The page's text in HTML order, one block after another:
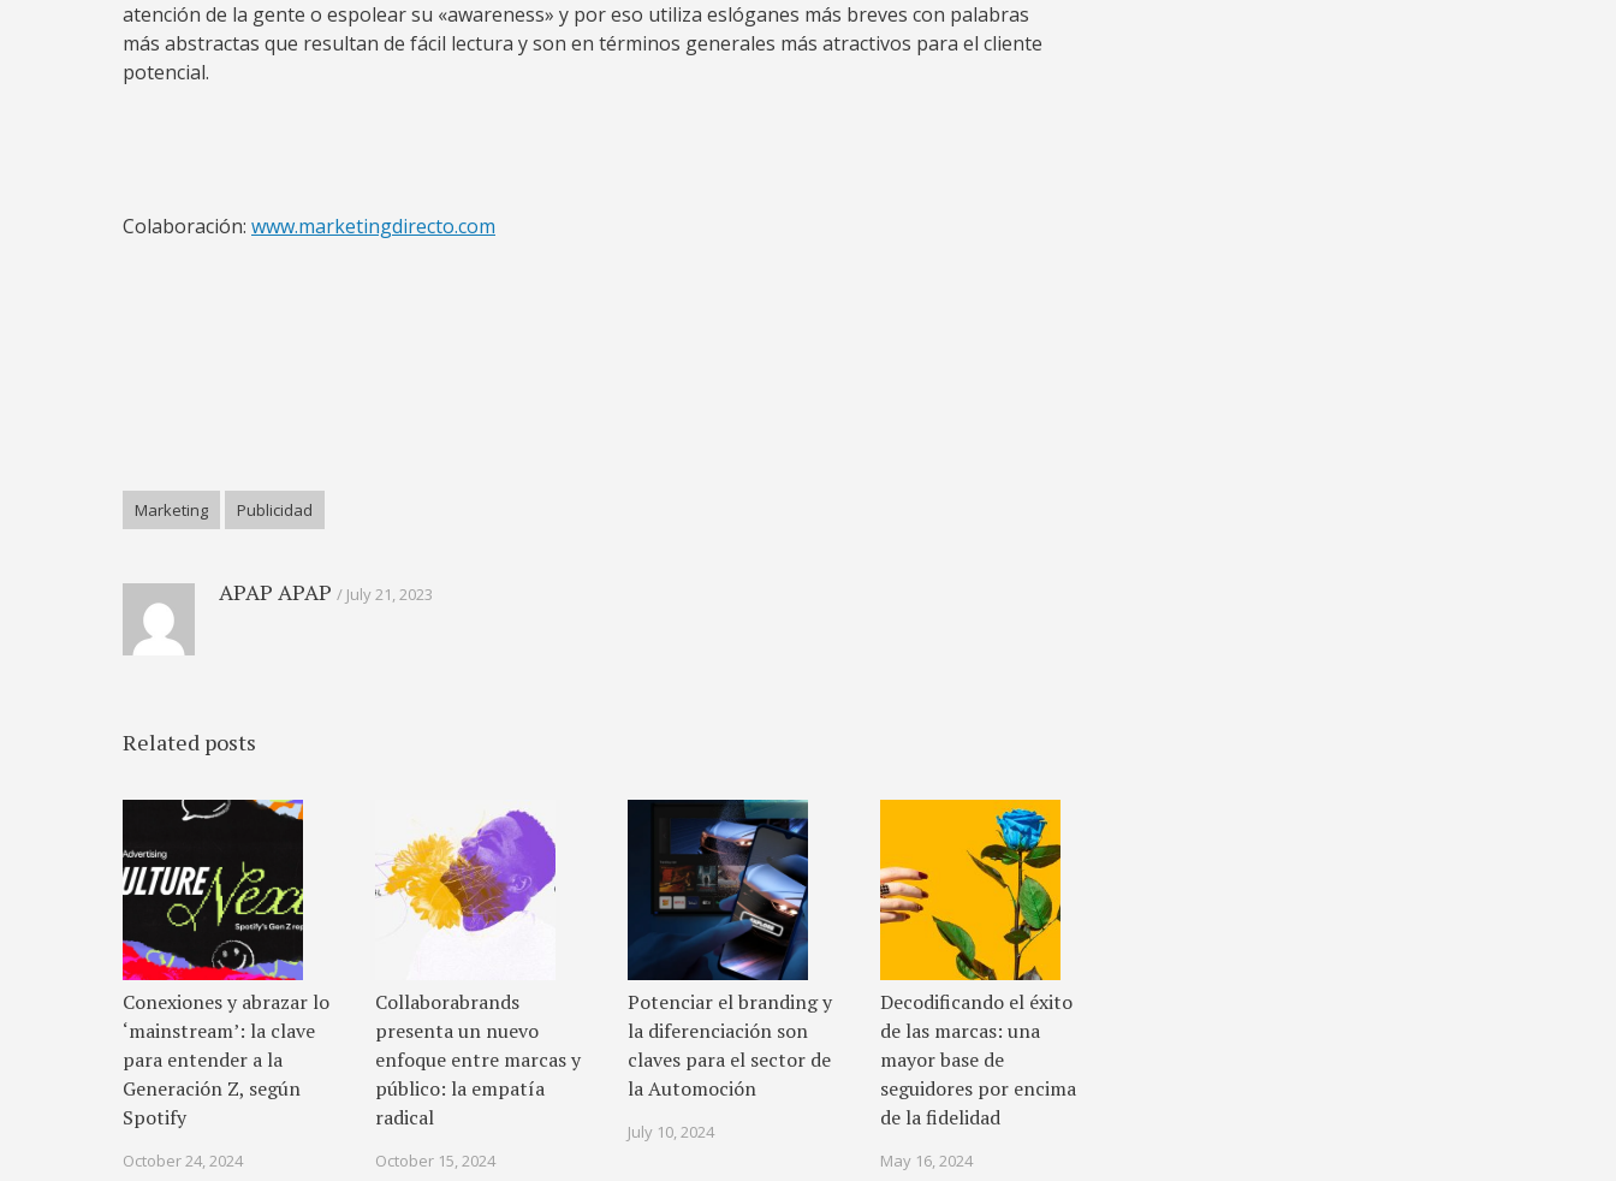
atención de la gente o espolear su «awareness» y por eso utiliza eslóganes más breves con palabras
más abstractas que resultan de fácil lectura y son en términos generales más atractivos para el cliente
potencial.
Colaboración: www.marketingdirecto.com
Marketing Publicidad
APAP APAP July 21, 2023
Related posts
Conexiones y abrazar lo
‘mainstream’: la clave
para entender a la
Generación Z, según
Spotify
October 24, 2024
Collaborabrands
presenta un nuevo
enfoque entre marcas y
público: la empatía
radical
October 15, 2024
Potenciar el branding y
la diferenciación son
claves para el sector de
la Automoción
July 10, 2024
Decodificando el éxito
de las marcas: una
mayor base de
seguidores por encima
de la fidelidad
May 16, 2024